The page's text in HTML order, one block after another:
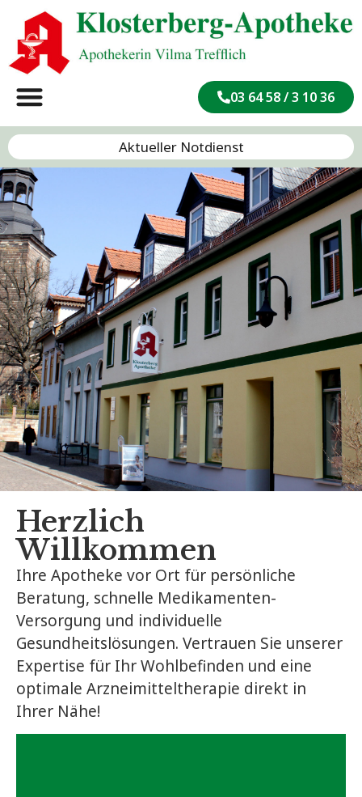
03 64 58 / 3 10 36
Aktueller Notdienst
Herzlich
Willkommen
Ihre Apotheke vor Ort für persönliche
Beratung, schnelle Medikamenten-
Versorgung und individuelle
Gesundheitslösungen. Vertrauen Sie unserer
Expertise für Ihr Wohlbefinden und eine
optimale Arzneimitteltherapie direkt in
Ihrer Nähe!